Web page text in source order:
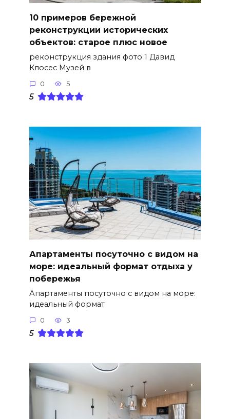
10 примеров бережной
реконструкции исторических
объектов: старое плюс новое
реконструкция здания фото 1 Давид
Клосес Музей в
0 5
5
Апартаменты посуточно с видом на
море: идеальный формат отдыха у
побережья
Апартаменты посуточно с видом на море:
идеальный формат
0 3
5